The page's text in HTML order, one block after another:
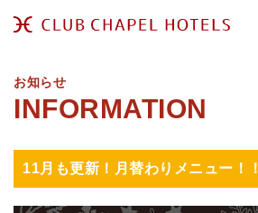
お知らせ
11月も更新！月替わりメニュー！！